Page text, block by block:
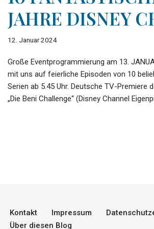
JAHRE DISNEY
12. Januar 2024
Große Eventprogrammierung am 13.
mit uns auf feierliche Episoden von 10
Serien ab 5.45 Uhr. Deutsche TV-Premiere
„Die Beni Challenge“ (Disney Channel
Kontakt Impressum
Über diesen Blog